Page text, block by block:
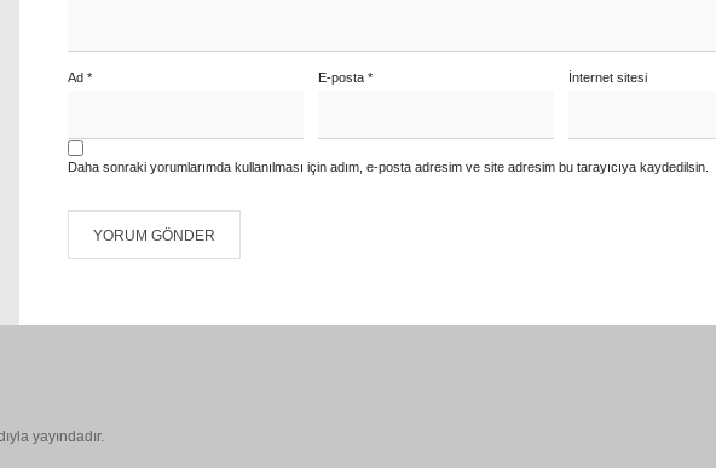
Ad * E-posta * İnternet sitesi
Daha sonraki yorumlarımda kullanılması için adım, e-posta adresim ve site adresim bu tarayıcıya kaydedilsin.
yayındadır.